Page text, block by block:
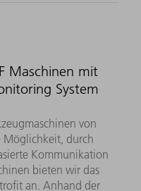
Maschinen mit
System
von
Möglichkeit, durch
Kommunikation
bieten wir das
an. Anhand der